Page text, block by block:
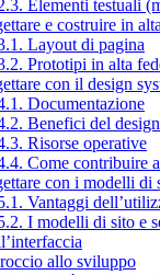
Elementi testuali
e costruire in
Layout di pagina
Prototipi in alta
con il design
Documentazione
Benefici del
Risorse operative
Come contribuire
con i modelli di
Vantaggi
I modelli di sito e
allo sviluppo